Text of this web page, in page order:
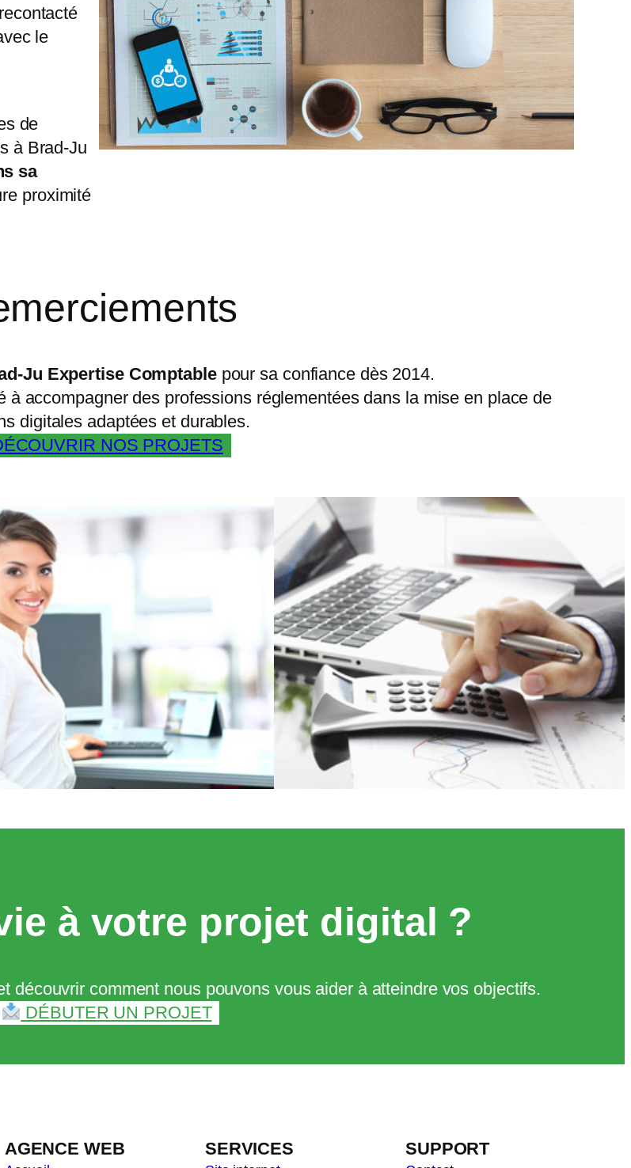
le
de
à Brad-Ju
sa
proximité
Ju Expertise Comptablepour sa confiance dès 2014.
accompagner des professions réglementées dans la mise en place de
digitales adaptées et durables.
NOS PROJETS
à votre projet digital ?
découvrir comment nous pouvons vous aider à atteindre vos objectifs.
DÉBUTER UN PROJET
AGENCE WEB SERVICES SUPPORT